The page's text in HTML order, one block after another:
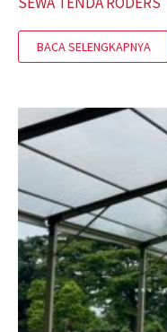
BACA SELENGKAPNYA